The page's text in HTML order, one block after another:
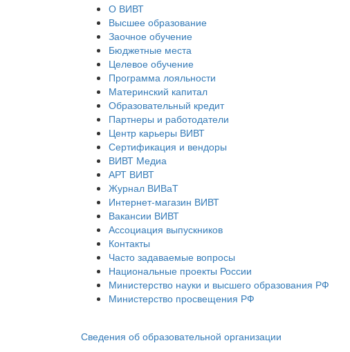
О ВИВТ
Высшее образование
Заочное обучение
Бюджетные места
Целевое обучение
Программа лояльности
Материнский капитал
Образовательный кредит
Партнеры и работодатели
Центр карьеры ВИВТ
Сертификация и вендоры
ВИВТ Медиа
АРТ ВИВТ
Журнал ВИВаТ
Интернет-магазин ВИВТ
Вакансии ВИВТ
Ассоциация выпускников
Контакты
Часто задаваемые вопросы
Национальные проекты России
Министерство науки и высшего образования РФ
Министерство просвещения РФ
Сведения об образовательной организации